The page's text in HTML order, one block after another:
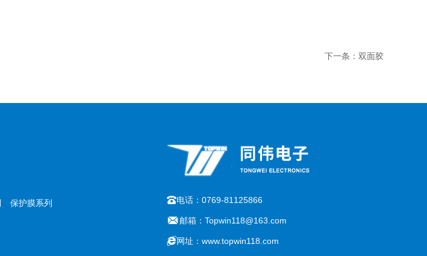
下一条：双面胶
保护膜系列
电话：0769-81125866
邮箱：Topwin118@163.com
网址：www.topwin118.com